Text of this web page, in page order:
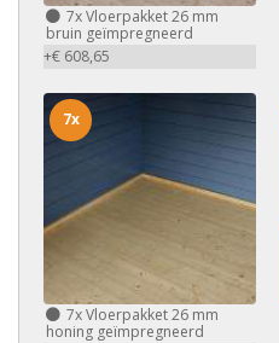
7xVloerpakket 26 mm
bruin geïmpregneerd
+€ 608,65
7xVloerpakket 26 mm
honing geïmpregneerd
7x